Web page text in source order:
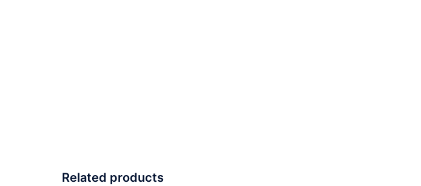
Related products